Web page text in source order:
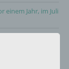
einem Jahr, im Juli